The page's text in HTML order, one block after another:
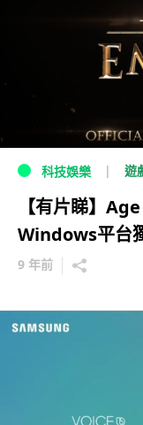
科技娛樂 遊
【有片睇】
Windows平台
9 年前